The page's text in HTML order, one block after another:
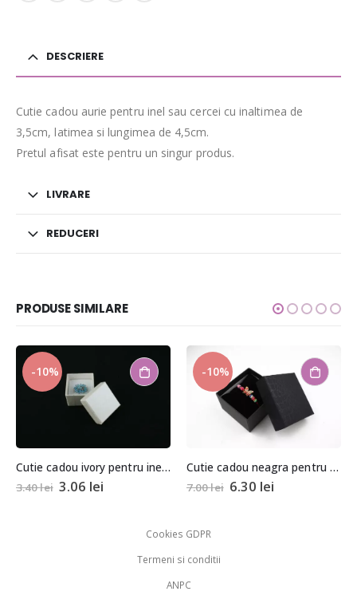
DESCRIERE
Cutie cadou aurie pentru inel sau cercei cu inaltimea de
3,5cm, latimea si lungimea de 4,5cm.
Pretul afisat este pentru un singur produs.
LIVRARE
REDUCERI
PRODUSE SIMILARE
Cutie cadou ivory pentru inel/cercei
lei
-10%
Cutie cadou neagra pentru bijuterii cu pernita 5,5x8x8,5cm
lei
Cookies GDPR
Termeni si conditii
ANPC